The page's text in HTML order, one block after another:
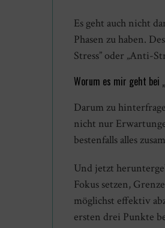
Es geht auch nicht
Phasen zu haben.
Stress” oder „Anti-
Worum es mir geht bei
Darum zu
nicht nur
bestenfalls alles
Und jetzt
Fokus setzen,
möglichst effektiv
ersten drei Punkte